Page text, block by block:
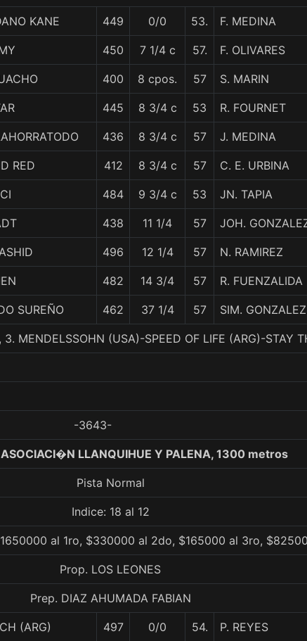
KANE 449 0/0 53. F. MEDINA
450 7 1/4 c 57. F. OLIVARES
400 8 cpos. 57 S. MARIN
445 8 3/4 c 53 R. FOURNET
436 8 3/4 c 57 J. MEDINA
RED 412 8 3/4 c 57 C. E. URBINA
484 9 3/4 c 53 JN. TAPIA
438 11 1/4 57 JOH.
496 12 1/4 57 N. RAMIREZ
482 14 3/4 57 R. FUENZALIDA
SUREÑO 462 37 1/4 57 SIM. GONZALEZ
MENDELSSOHN (USA)-SPEED OF LIFE (ARG)-STAY
-3643-
LLANQUIHUE Y PALENA, 1300 metros
Pista Normal
Indice: 18 al 12
al 1ro, $330000 al 2do, $165000 al 3ro,
Prop. LOS LEONES
Prep. DIAZ AHUMADA FABIAN
(ARG) 497 0/0 54. P. REYES